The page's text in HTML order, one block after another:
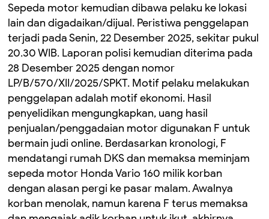
Sepeda motor kemudian dibawa pelaku ke lokasi
lain dan digadaikan/dijual. Peristiwa penggelapan
terjadi pada Senin, 22 Desember 2025, sekitar pukul
20.30 WIB. Laporan polisi kemudian diterima pada
28 Desember 2025 dengan nomor
LP/B/570/XII/2025/SPKT. Motif pelaku melakukan
penggelapan adalah motif ekonomi. Hasil
penyelidikan mengungkapkan, uang hasil
penjualan/penggadaian motor digunakan F untuk
bermain judi online. Berdasarkan kronologi, F
mendatangi rumah DKS dan memaksa meminjam
sepeda motor Honda Vario 160 milik korban
dengan alasan pergi ke pasar malam. Awalnya
korban menolak, namun karena F terus memaksa